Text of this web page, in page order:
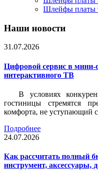
Шлейфы платы
Наши новости
31.07.2026
Цифровой сервис в
интерактивного ТВ
В условиях
гостиницы стремятся
комфорта, не уступающий
Подробнее
24.07.2026
Как рассчитать полный
инструмент, аксессуары,